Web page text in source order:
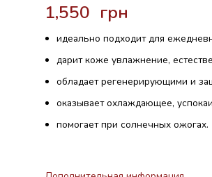
грн
идеально подходит для
дарит коже увлажнение,
обладает регенерирующими и
оказывает охлаждающее,
помогает при солнечных ожогах.